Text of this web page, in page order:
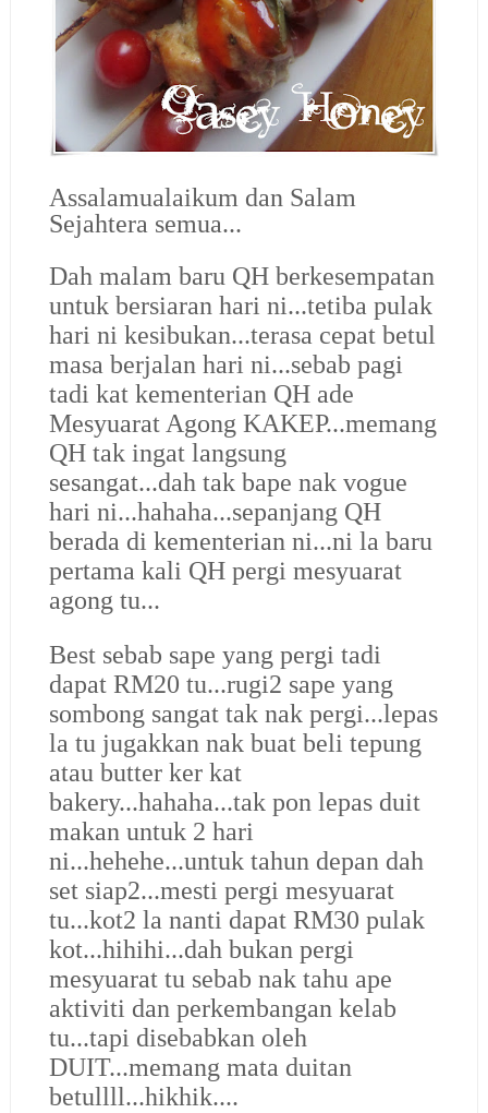
Assalamualaikum dan Salam
Sejahtera semua...
Dah malam baru QH berkesempatan
untuk bersiaran hari ni...tetiba pulak
hari ni kesibukan...terasa cepat betul
masa berjalan hari ni...sebab pagi
tadi kat kementerian QH ade
Mesyuarat Agong KAKEP...memang
QH tak ingat langsung
sesangat...dah tak bape nak vogue
hari ni...hahaha...sepanjang QH
berada di kementerian ni...ni la baru
pertama kali QH pergi mesyuarat
agong tu...
Best sebab sape yang pergi tadi
dapat RM20 tu...rugi2 sape yang
sombong sangat tak nak pergi...lepas
la tu jugakkan nak buat beli tepung
atau butter ker kat
bakery...hahaha...tak pon lepas duit
makan untuk 2 hari
ni...hehehe...untuk tahun depan dah
set siap2...mesti pergi mesyuarat
tu...kot2 la nanti dapat RM30 pulak
kot...hihihi...dah bukan pergi
mesyuarat tu sebab nak tahu ape
aktiviti dan perkembangan kelab
tu...tapi disebabkan oleh
DUIT...memang mata duitan
betullll...hikhik....